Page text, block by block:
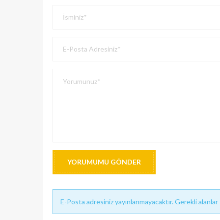
YORUMUMU GÖNDER
E-Posta adresiniz yayınlanmayacaktır. Gerekli